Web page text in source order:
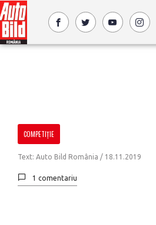
COMPETIȚIE
Text: Auto Bild România / 18.11.2019
1 comentariu